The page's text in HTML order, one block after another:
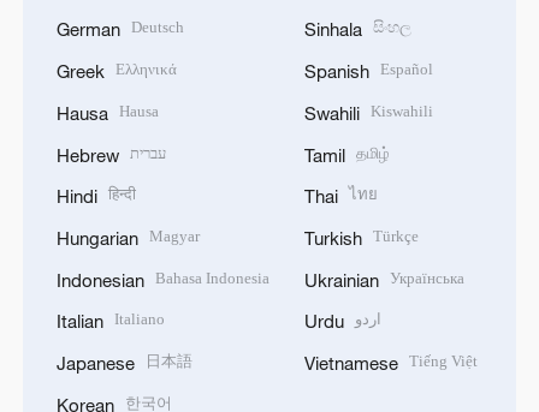
German Deutsch
Greek Ελληνικά
Hausa Hausa
Hebrew עברית
Hindi हिन्दी
Hungarian Magyar
Indonesian Bahasa Indonesia
Italian Italiano
Japanese 日本語
Korean 한국어
Sinhala සිංහල
Spanish Español
Swahili Kiswahili
Tamil தமிழ்
Thai ไทย
Turkish Türkçe
Ukrainian Українська
Urdu اردو
Vietnamese Tiếng Việt